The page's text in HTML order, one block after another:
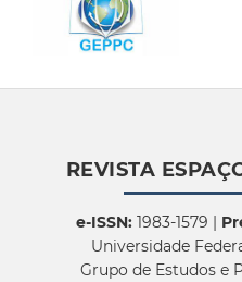
REVISTA
e-ISSN:1983-1579 |
Universidade
Grupo de Estudos e